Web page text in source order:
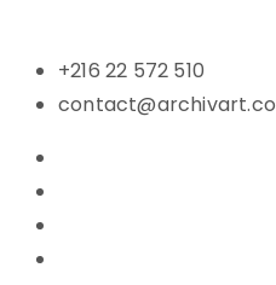
+216 22 572 510
contact@archivart.co